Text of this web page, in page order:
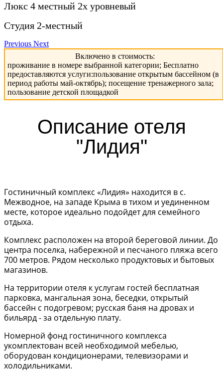
Люкс 4 местный 2х уровневый
Студия 2-местный
Previous Next
Включено в стоимость:
проживание в номере выбранной категории; Бесплатно
предоставляются услуги:пользование открытым бассейном (в
период работы май-октябрь); посещение тренажерного зала;
пользование детской площадкой
Описание отеля
"Лидия"
Гостиничный комплекс «Лидия» находится в с.
Межводное, на западе Крыма в тихом и уединенном
месте, которое идеально подойдет для семейного
отдыха.
Комплекс расположен на второй береговой линии. До
центра поселка, набережной и песчаного пляжа всего
700 метров. Рядом несколько продуктовых и бытовых
магазинов.
На территории отеля к услугам гостей бесплатная
парковка, мангальная зона, беседки, открытый
бассейн с подогревом; русская баня на дровах и
бильярд - за отдельную плату.
Номерной фонд гостиничного комплекса
укомплектован всей необходимой мебелью,
оборудован кондиционерами, телевизорами и
холодильниками.